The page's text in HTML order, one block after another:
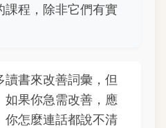
課程，除非它們有實
讀書來改善詞彙，但
果你急需改善，應
你怎麼連話都說不清